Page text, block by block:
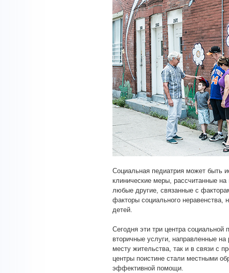
Социальная педиатрия может быть
клинические меры, рассчитанные
любые другие, связанные с
факторы социального
детей.
Сегодня эти три центра
вторичные услуги, направленные
месту жительства, так и в связи с
центры поистине стали местными
эффективной помощи.